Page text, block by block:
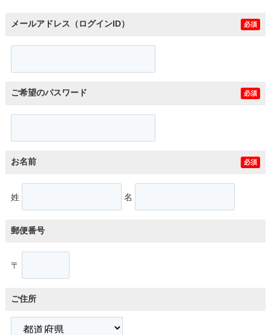
メールアドレス（ログインID） 必須
ご希望のパスワード 必須
お名前 必須
姓 名
郵便番号
〒
ご住所